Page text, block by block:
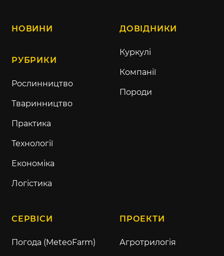
НОВИНИ
РУБРИКИ
Рослинництво
Тваринництво
Практика
Технології
Економіка
Логістика
ДОВІДНИКИ
Куркулі
Компанії
Породи
СЕРВІСИ
Погода (MeteoFarm)
ПРОЕКТИ
Агротрилогія